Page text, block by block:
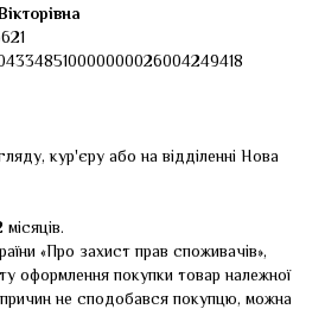
кур'єру або на відділенні Нова
«Про захист прав споживачів»,
оформлення покупки товар належної
не сподобався покупцю, можна